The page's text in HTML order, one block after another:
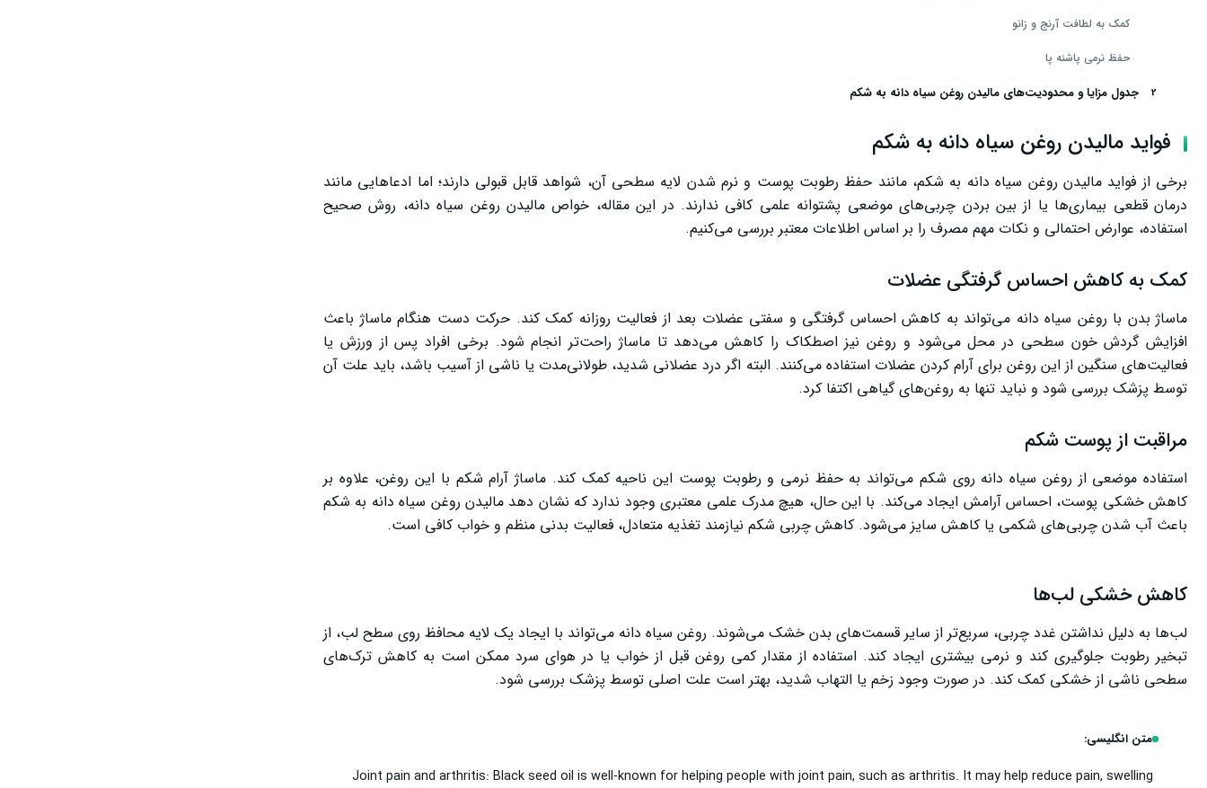
کمک به لطافت آرنج و زانو
حفظ نرمی پاشنه پا
جدول مزایا و محدودیت‌های مالیدن روغن سیاه دانه به شکم
بهترین زمان استفاده از روغن سیاه دانه
آیا مالیدن روغن سیاه دانه به شکم باعث لاغری می‌شود؟
عوارض احتمالی
چه کسانی نباید از روغن سیاه دانه استفاده کنند؟
فواید مالیدن روغن سیاه دانه به شکم
برخی از فواید مالیدن روغن سیاه دانه به شکم، مانند حفظ رطوبت پوست و نرم شدن لایه سطحی آن، شواهد قابل قبولی دارند؛ اما ادعاهایی مانند
درمان قطعی بیماری‌ها یا از بین بردن چربی‌های موضعی پشتوانه علمی کافی ندارند. در این مقاله، خواص مالیدن روغن سیاه دانه، روش صحیح
استفاده، عوارض احتمالی و نکات مهم مصرف را بر اساس اطلاعات معتبر بررسی می‌کنیم.
کمک به کاهش احساس گرفتگی عضلات
ماساژ بدن با روغن سیاه دانه می‌تواند به کاهش احساس گرفتگی و سفتی عضلات بعد از فعالیت روزانه کمک کند. حرکت دست هنگام ماساژ باعث
افزایش گردش خون سطحی در محل می‌شود و روغن نیز اصطکاک را کاهش می‌دهد تا ماساژ راحت‌تر انجام شود. برخی افراد پس از ورزش یا
فعالیت‌های سنگین از این روغن برای آرام کردن عضلات استفاده می‌کنند. البته اگر درد عضلانی شدید، طولانی‌مدت یا ناشی از آسیب باشد، باید علت آن
توسط پزشک بررسی شود و نباید تنها به روغن‌های گیاهی اکتفا کرد.
مراقبت از پوست شکم
استفاده موضعی از روغن سیاه دانه روی شکم می‌تواند به حفظ نرمی و رطوبت پوست این ناحیه کمک کند. ماساژ آرام شکم با این روغن، علاوه بر
کاهش خشکی پوست، احساس آرامش ایجاد می‌کند. با این حال، هیچ مدرک علمی معتبری وجود ندارد که نشان دهد مالیدن روغن سیاه دانه به شکم
باعث آب شدن چربی‌های شکمی یا کاهش سایز می‌شود. کاهش چربی شکم نیازمند تغذیه متعادل، فعالیت بدنی منظم و خواب کافی است.
کاهش خشکی لب‌ها
لب‌ها به دلیل نداشتن غدد چربی، سریع‌تر از سایر قسمت‌های بدن خشک می‌شوند. روغن سیاه دانه می‌تواند با ایجاد یک لایه محافظ روی سطح لب، از
تبخیر رطوبت جلوگیری کند و نرمی بیشتری ایجاد کند. استفاده از مقدار کمی روغن قبل از خواب یا در هوای سرد ممکن است به کاهش ترک‌های
سطحی ناشی از خشکی کمک کند. در صورت وجود زخم یا التهاب شدید، بهتر است علت اصلی توسط پزشک بررسی شود.
متن انگلیسی:
Joint pain and arthritis: Black seed oil is well-known for helping people with joint pain, such as arthritis. It may help reduce pain, swelling